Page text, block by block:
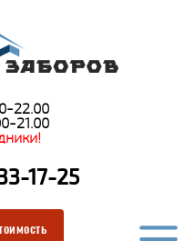
22.00
21.00
17-25